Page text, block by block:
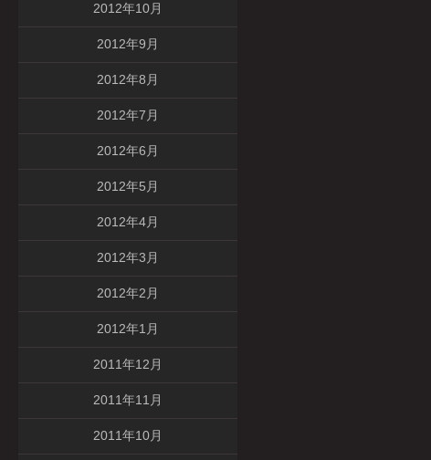
2012年10月
2012年9月
2012年8月
2012年7月
2012年6月
2012年5月
2012年4月
2012年3月
2012年2月
2012年1月
2011年12月
2011年11月
2011年10月